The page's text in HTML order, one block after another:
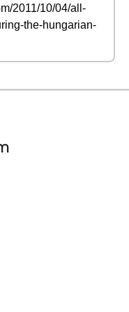
2011/10/04/all-
the-hungarian-